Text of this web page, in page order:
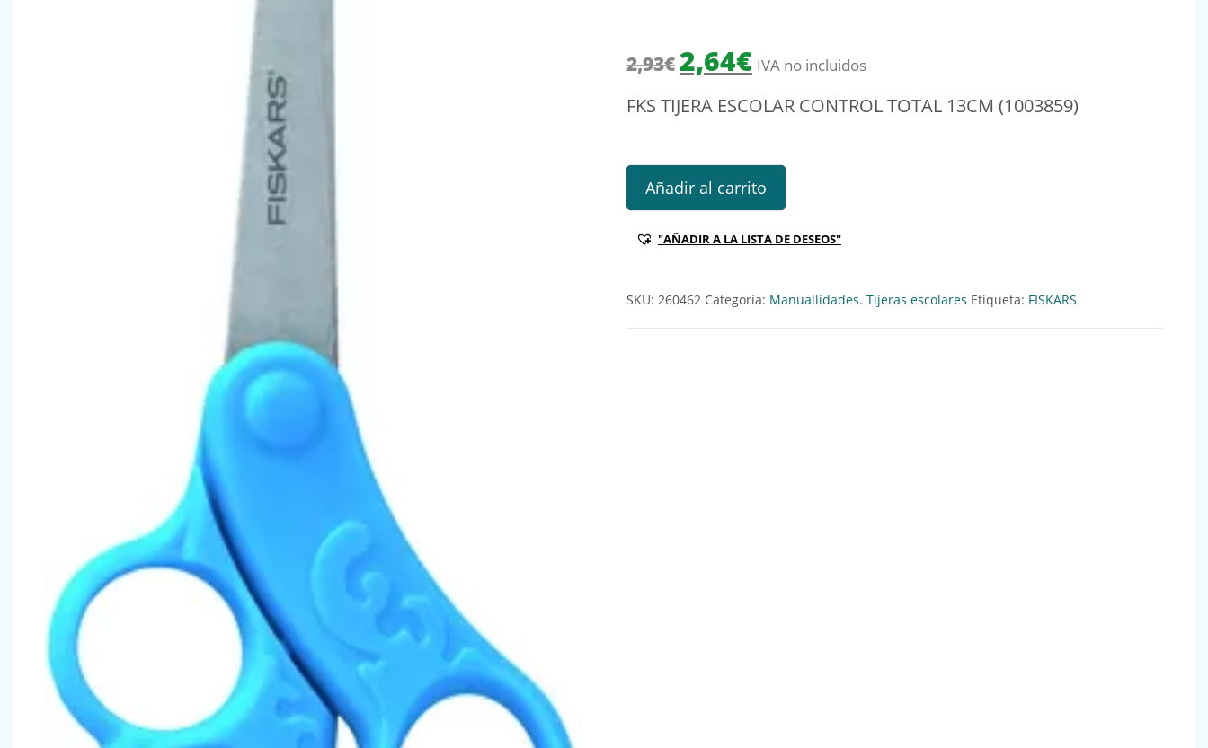
2,93€El precio original era: 2,93€.
2,64€El precio actual es: 2,64€.
IVA no incluidos
FKS TIJERA ESCOLAR CONTROL TOTAL 13CM (1003859)
FKS TIJERA ESCOLAR CONTROL TOTAL 13CM (1003859) Ref:260462 cantidad
Añadir al carrito
"AÑADIR A LA LISTA DE DESEOS"
SKU: 260462 Categoría: Manuallidades. Tijeras escolares Etiqueta: FISKARS